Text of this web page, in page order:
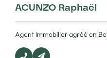
ACUNZO Raphaël
Agent immobilier agréé en